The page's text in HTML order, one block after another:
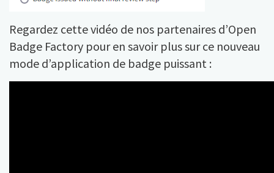
Regardez cette vidéo de nos partenaires d’Open
Badge Factory pour en savoir plus sur ce nouveau
mode d’application de badge puissant :